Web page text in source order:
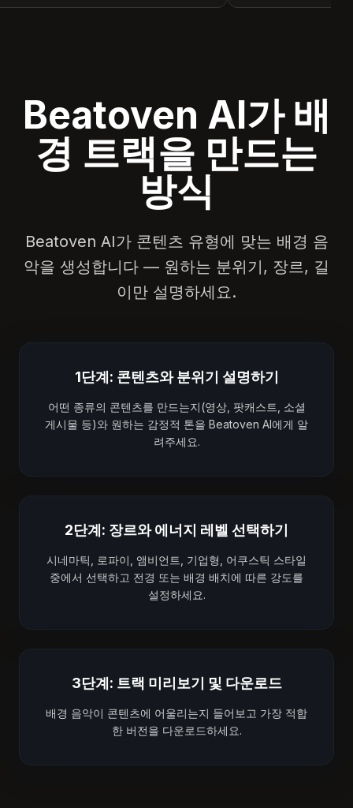
Beatoven AI가 배
경 트랙을 만드는
방식
Beatoven AI가 콘텐츠 유형에 맞는 배경 음
악을 생성합니다 — 원하는 분위기, 장르, 길
이만 설명하세요.
1단계: 콘텐츠와 분위기 설명하기
어떤 종류의 콘텐츠를 만드는지(영상, 팟캐스트, 소셜
게시물 등)와 원하는 감정적 톤을 Beatoven AI에게 알
려주세요.
2단계: 장르와 에너지 레벨 선택하기
시네마틱, 로파이, 앰비언트, 기업형, 어쿠스틱 스타일
중에서 선택하고 전경 또는 배경 배치에 따른 강도를
설정하세요.
3단계: 트랙 미리보기 및 다운로드
배경 음악이 콘텐츠에 어울리는지 들어보고 가장 적합
한 버전을 다운로드하세요.